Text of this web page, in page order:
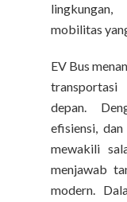
mobilitas
EV Bus
depan.
efisiensi,
mewakili
menjawab
modern.